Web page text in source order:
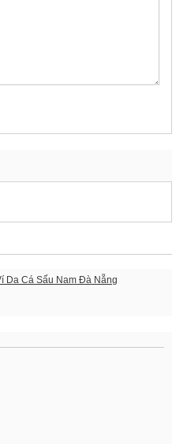
Da Cá Sấu Nam Đà Nẵng